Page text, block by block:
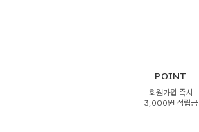
POINT
회원가입 즉시
3,000원 적립금